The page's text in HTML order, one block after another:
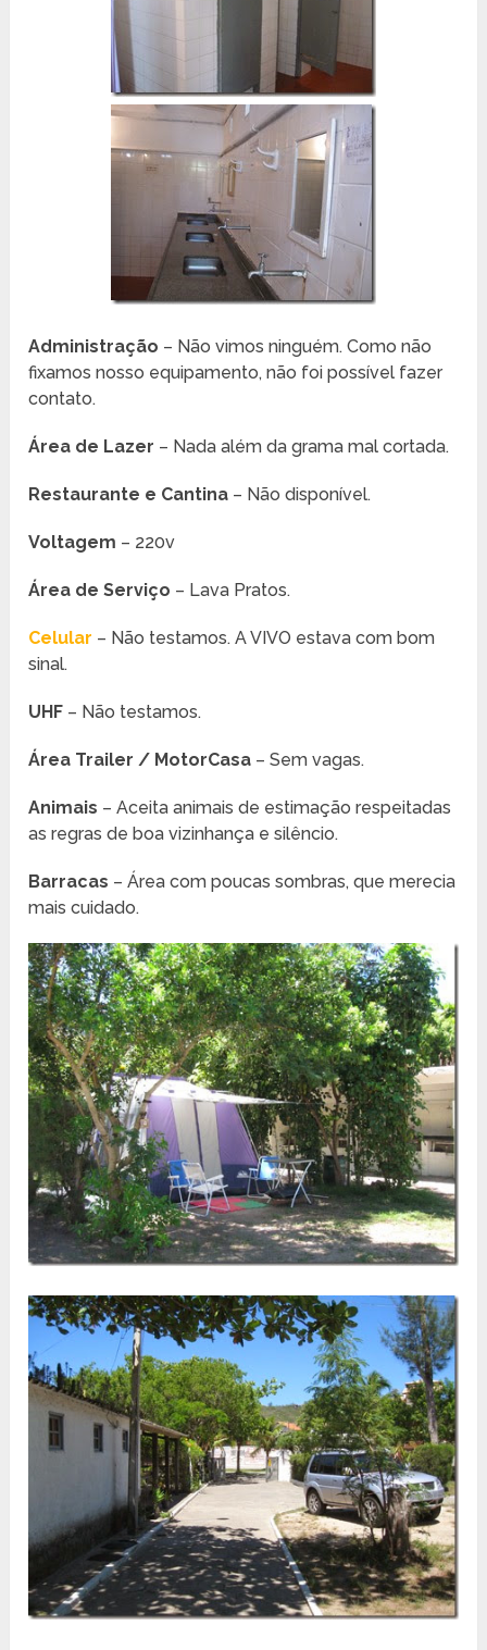
Administração – Não vimos ninguém. Como não
fixamos nosso equipamento, não foi possível fazer
contato.
Área de Lazer – Nada além da grama mal cortada.
Restaurante e Cantina – Não disponível.
Voltagem – 220v
Área de Serviço – Lava Pratos.
Celular – Não testamos. A VIVO estava com bom
sinal.
UHF – Não testamos.
Área Trailer / MotorCasa – Sem vagas.
Animais – Aceita animais de estimação respeitadas
as regras de boa vizinhança e silêncio.
Barracas – Área com poucas sombras, que merecia
mais cuidado.